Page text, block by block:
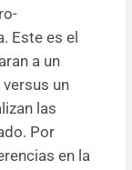
Este es el
a un
un
las
Por
en la